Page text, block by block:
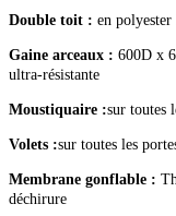
Double toit : en
Gaine arceaux : 600D x
ultra-résistante
Moustiquaire :sur toutes
Volets :sur toutes les
Membrane gonflable :
déchirure